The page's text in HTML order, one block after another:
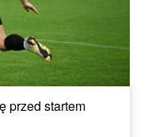
przed startem